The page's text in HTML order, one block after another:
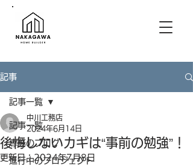
記事
記事一覧
専務のブログ
進行中のプロジェクト
記事一覧
後悔しないカギは“事前の勉強”！
中川工務店
2024年6月14日
更新日：2024年7月8日